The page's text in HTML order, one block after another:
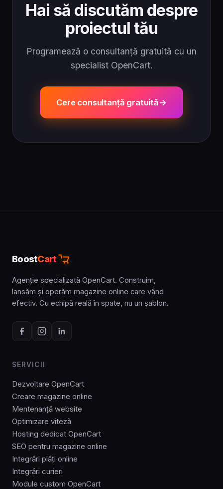
Hai să discutăm despre
proiectul tău
Programează o consultanță gratuită cu un
specialist OpenCart.
Cere consultanță gratuită
BoostCart
Agenție specializată OpenCart. Construim,
lansăm și operăm magazine online care vând
efectiv. Cu echipă reală în spate, nu un șablon.
SERVICII
Dezvoltare OpenCart
Creare magazine online
Mentenanță website
Optimizare viteză
Hosting dedicat OpenCart
SEO pentru magazine online
Integrări plăți online
Integrări curieri
Module custom OpenCart